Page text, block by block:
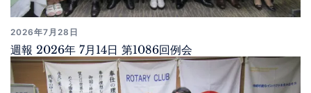
2026年7月28日
週報 2026年 7月14日 第1086回例会